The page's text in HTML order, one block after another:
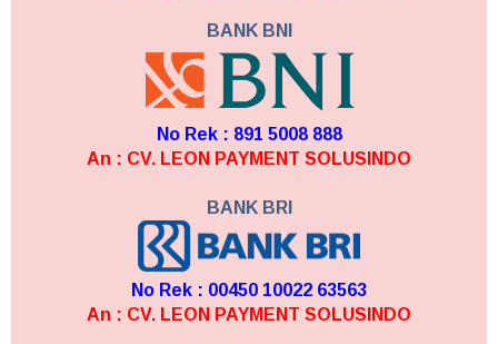
BANK BNI
No Rek : 891 5008 888
An : CV. LEON PAYMENT SOLUSINDO
BANK BRI
No Rek : 00450 10022 63563
An : CV. LEON PAYMENT SOLUSINDO